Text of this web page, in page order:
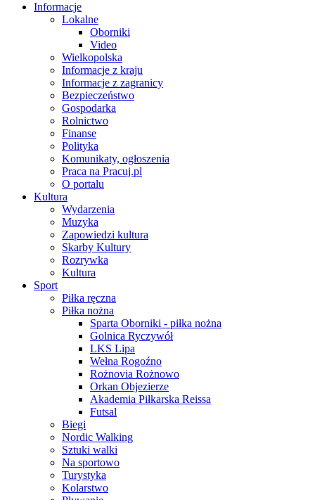
Informacje
Lokalne
Oborniki
Video
Wielkopolska
Informacje z kraju
Informacje z zagranicy
Bezpieczeństwo
Gospodarka
Rolnictwo
Finanse
Polityka
Komunikaty, ogłoszenia
Praca na Pracuj.pl
O portalu
Kultura
Wydarzenia
Muzyka
Zapowiedzi kultura
Skarby Kultury
Rozrywka
Kultura
Sport
Piłka ręczna
Piłka nożna
Sparta Oborniki - piłka nożna
Golnica Ryczywół
LKS Lipa
Wełna Rogoźno
Rożnovia Rożnowo
Orkan Objezierze
Akademia Piłkarska Reissa
Futsal
Biegi
Nordic Walking
Sztuki walki
Na sportowo
Turystyka
Kolarstwo